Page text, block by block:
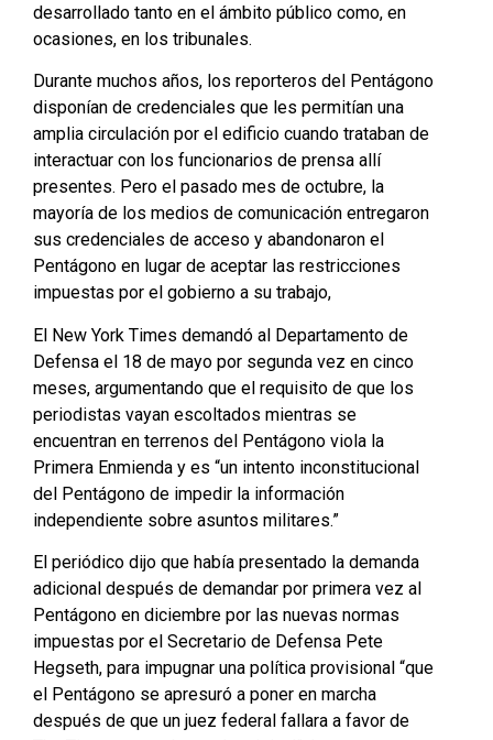
desarrollado tanto en el ámbito público como, en
ocasiones, en los tribunales.
Durante muchos años, los reporteros del Pentágono
disponían de credenciales que les permitían una
amplia circulación por el edificio cuando trataban de
interactuar con los funcionarios de prensa allí
presentes. Pero el pasado mes de octubre, la
mayoría de los medios de comunicación entregaron
sus credenciales de acceso y abandonaron el
Pentágono en lugar de aceptar las restricciones
impuestas por el gobierno a su trabajo,
El New York Times demandó al Departamento de
Defensa el 18 de mayo por segunda vez en cinco
meses, argumentando que el requisito de que los
periodistas vayan escoltados mientras se
encuentran en terrenos del Pentágono viola la
Primera Enmienda y es “un intento inconstitucional
del Pentágono de impedir la información
independiente sobre asuntos militares.”
El periódico dijo que había presentado la demanda
adicional después de demandar por primera vez al
Pentágono en diciembre por las nuevas normas
impuestas por el Secretario de Defensa Pete
Hegseth, para impugnar una política provisional “que
el Pentágono se apresuró a poner en marcha
después de que un juez federal fallara a favor de